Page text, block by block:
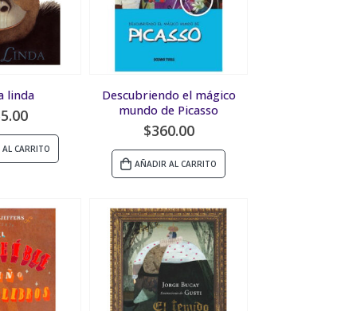
linda
CARRITO
Descubriendo el mágico
mundo de Picasso
$360.00
AÑADIR AL CARRITO